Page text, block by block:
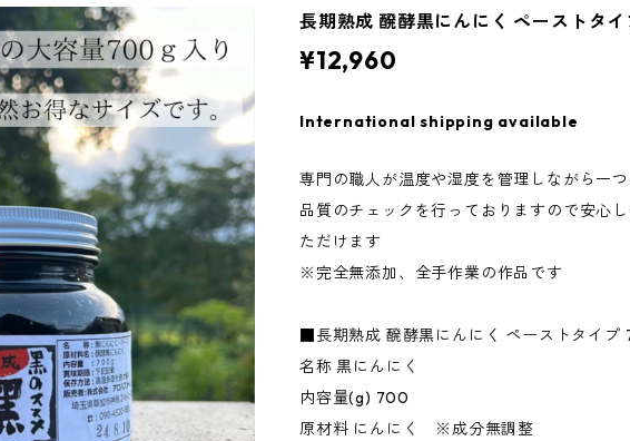
長期熟成 醗酵黒にんにく ペーストタ
¥12,960
International shipping available
専門の職人が温度や湿度を管理しながら一つ
品質のチェックを行っておりますので安心
ただけます
※完全無添加、全手作業の作品です
■長期熟成 醗酵黒にんにく ペーストタイプ
名称 黒にんにく
内容量(g) 700
原材料 にんにく ※成分無調整